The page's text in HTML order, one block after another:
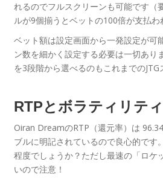
れるのでフルスクリーンも可能です（
ルが9個揃うとベットの100倍が支払わ
ベット額は設定画面から一発設定が可
ン数を細かく設定する必要は一切あり
を3段階から選べるのもこれまでのJTG
RTPとボラティリテ
Oiran DreamのRTP（還元率）は
ブルに明記されているので良心的です
程度でしょうか？ただし最速の「ロケ
いので注意！